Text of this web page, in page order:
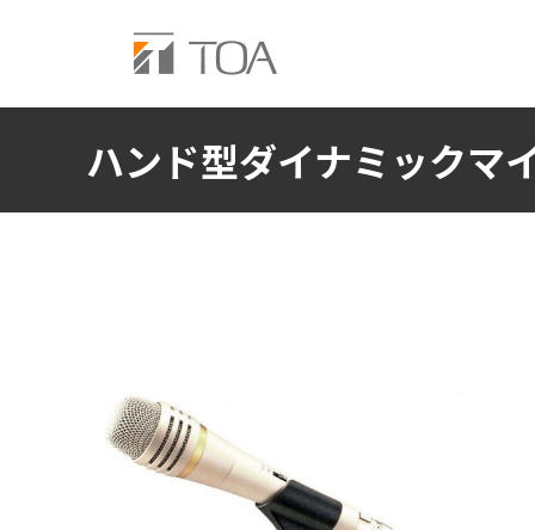
ハンド型ダイナミックマ